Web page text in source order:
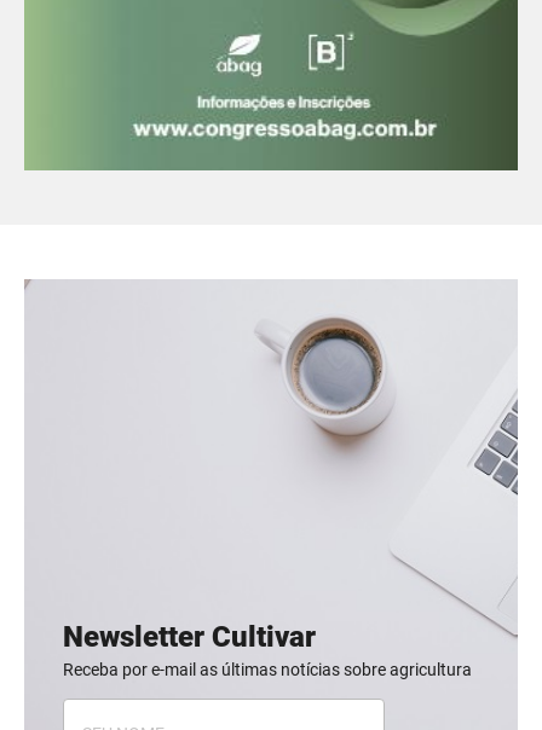
Newsletter Cultivar
Receba por e-mail as últimas notícias sobre agricultura